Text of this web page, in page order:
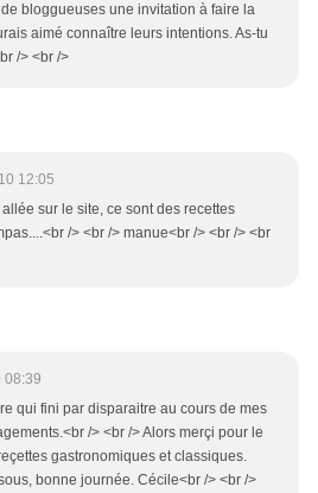
bloggueuses une invitation à faire la
aimé connaître leurs intentions. As-tu
/> <br />
12:05
sur le site, ce sont des recettes
/> <br /> manue<br /> <br /> <br
08:39
qui fini par disparaitre au cours de mes
/> <br /> Alors merçi pour le
gastronomiques et classiques.
bonne journée. Cécile<br /> <br />